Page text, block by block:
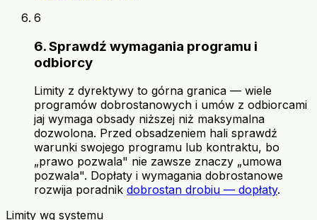
6
6. Sprawdź wymagania programu i
odbiorcy
Limity z dyrektywy to górna granica — wiele
programów dobrostanowych i umów z odbiorcami
jaj wymaga obsady niższej niż maksymalna
dozwolona. Przed obsadzeniem hali sprawdź
warunki swojego programu lub kontraktu, bo
„prawo pozwala" nie zawsze znaczy „umowa
pozwala". Dopłaty i wymagania dobrostanowe
rozwija poradnik dobrostan drobiu — dopłaty.
Limity wg systemu